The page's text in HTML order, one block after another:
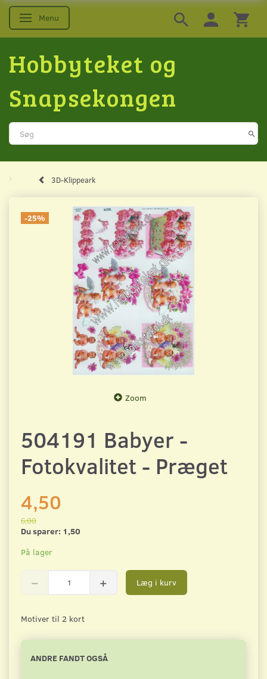
Skifte navigation
Menu
Hobbyteket og
Snapsekongen
3D-Klippeark
-25%
Zoom
504191 Babyer -
Fotokvalitet - Præget
4,50
6,00
Du sparer: 1,50
På lager
Læg i kurv
Motiver til 2 kort
ANDRE FANDT OGSÅ